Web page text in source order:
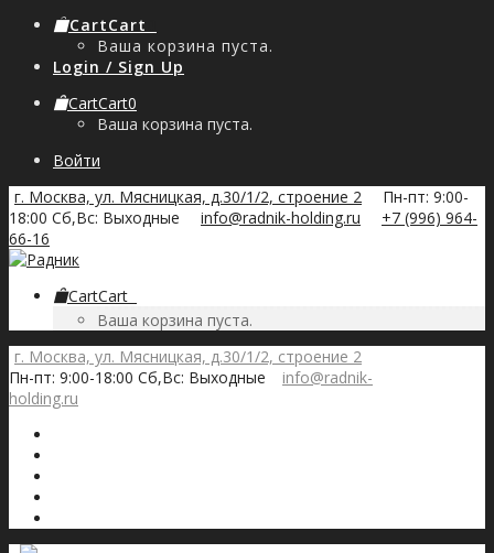
CartCart
Ваша корзина пуста.
Login / Sign Up
CartCart0
Ваша корзина пуста.
Войти
г. Москва, ул. Мясницкая, д.30/1/2, строение 2
Пн-пт: 9:00-
18:00 Сб,Вс: Выходные
info@radnik-holding.ru
+7 (996) 964-
66-16
CartCart
Ваша корзина пуста.
г. Москва, ул. Мясницкая, д.30/1/2, строение 2
Пн-пт: 9:00-18:00 Сб,Вс: Выходные
info@radnik-
holding.ru